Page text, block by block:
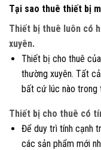
Tại sao thuê thiết bị
Thiết bị thuê luôn có
xuyên.
Thiết bị cho thuê
thường xuyên. Tất
bất cứ lúc nào trong
Thiết bị cho thuê có
Để duy trì tính cạnh
các sản phẩm mới